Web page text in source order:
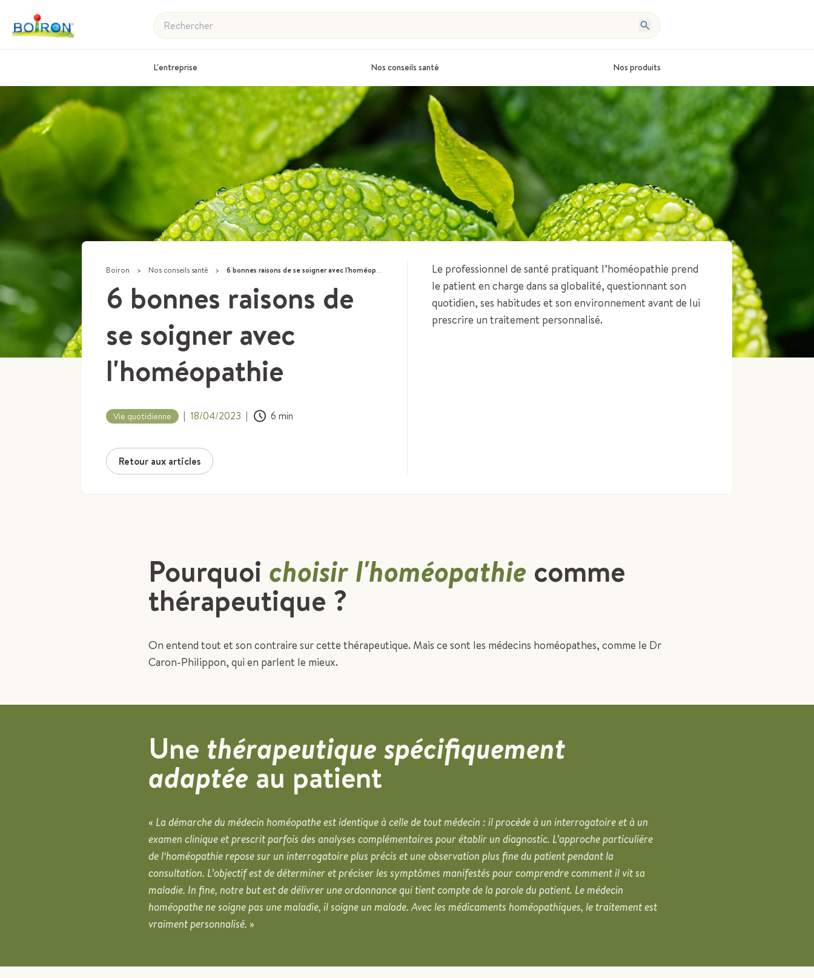
Rechercher
L'entreprise Nos conseils santé Nos produits
Boiron > Nos conseils santé > 6 bonnes raisons de se soigner avec l'homéopathie
6 bonnes raisons de
se soigner avec
l'homéopathie
Vie quotidienne | 18/04/2023 | 6 min
Retour aux articles
Le professionnel de santé pratiquant l’homéopathie prend
le patient en charge dans sa globalité, questionnant son
quotidien, ses habitudes et son environnement avant de lui
prescrire un traitement personnalisé.
Pourquoi choisir l'homéopathie comme
thérapeutique ?
On entend tout et son contraire sur cette thérapeutique. Mais ce sont les médecins homéopathes, comme le Dr
Caron-Philippon, qui en parlent le mieux.
Une thérapeutique spécifiquement
adaptée au patient
« La démarche du médecin homéopathe est identique à celle de tout médecin : il procède à un interrogatoire et à un
examen clinique et prescrit parfois des analyses complémentaires pour établir un diagnostic. L’approche particulière
de l‘homéopathie repose sur un interrogatoire plus précis et une observation plus fine du patient pendant la
consultation. L’objectif est de déterminer et préciser les symptômes manifestés pour comprendre comment il vit sa
maladie. In fine, notre but est de délivrer une ordonnance qui tient compte de la parole du patient. Le médecin
homéopathe ne soigne pas une maladie, il soigne un malade. Avec les médicaments homéopathiques, le traitement est
vraiment personnalisé. »